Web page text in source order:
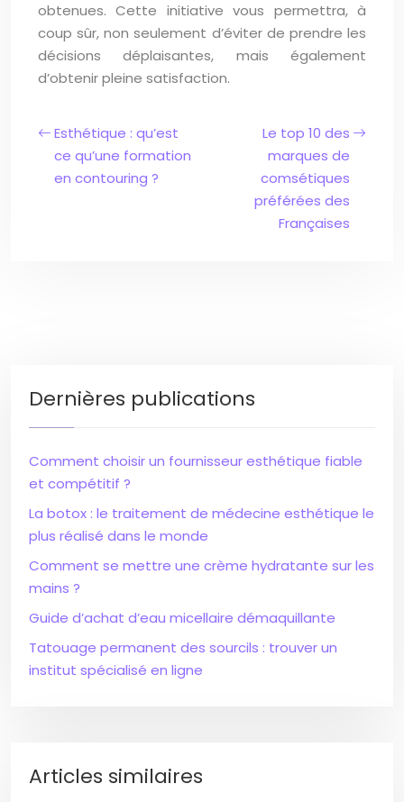
obtenues. Cette initiative vous permettra, à
coup sûr, non seulement d’éviter de prendre les
décisions déplaisantes, mais également
d’obtenir pleine satisfaction.
Esthétique : qu’est
ce qu’une formation
en contouring ?
Le top 10 des
marques de
comsétiques
préférées des
Françaises
Dernières publications
Comment choisir un fournisseur esthétique fiable
et compétitif ?
La botox : le traitement de médecine esthétique le
plus réalisé dans le monde
Comment se mettre une crème hydratante sur les
mains ?
Guide d’achat d’eau micellaire démaquillante
Tatouage permanent des sourcils : trouver un
institut spécialisé en ligne
Articles similaires